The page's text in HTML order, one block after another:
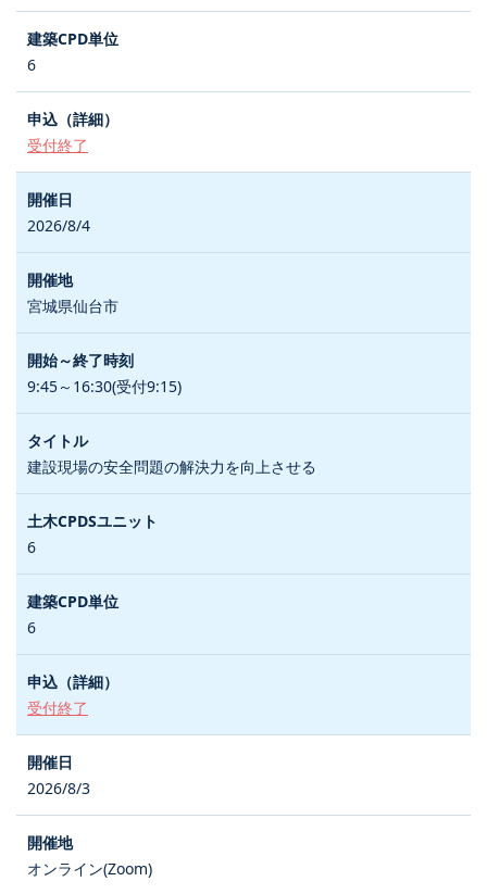
6
受付終了
2026/8/4
宮城県仙台市
9:45～16:30(受付9:15)
建設現場の安全問題の解決力を向上させる
6
6
受付終了
2026/8/3
オンライン(Zoom)